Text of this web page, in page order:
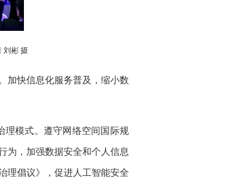
刘彬 摄
快信息化服务普及，缩小数
模式。遵守网络空间国际规
为，加强数据安全和个人信息
理倡议》，促进人工智能安全